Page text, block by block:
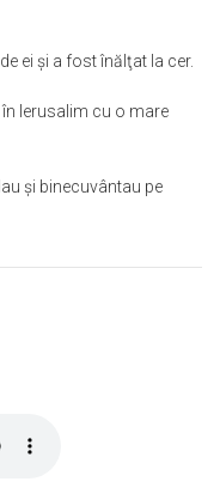
ei şi a fost înălţat la cer.
Ierusalim cu o mare
şi binecuvântau pe